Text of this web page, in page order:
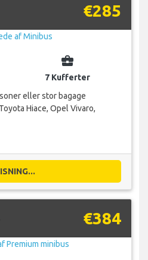
€285
business_center
7 Kufferter
eller stor bagage
Hiace, Opel Vivaro,
€384